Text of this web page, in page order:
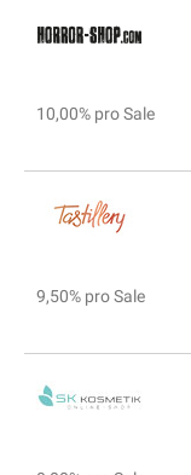
10,00% pro Sale
9,50% pro Sale